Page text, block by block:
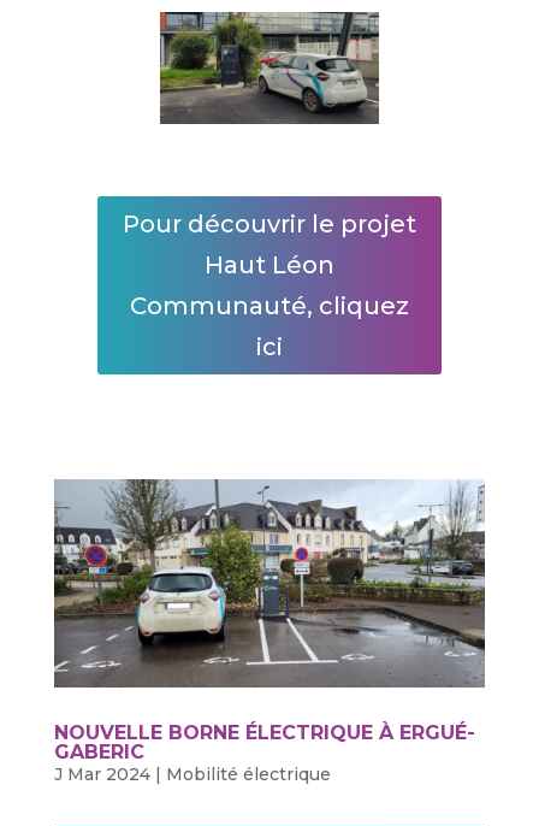
Pour découvrir le projet
Haut Léon
Communauté, cliquez
ici
NOUVELLE BORNE ÉLECTRIQUE À ERGUÉ-
GABERIC
J Mar 2024| Mobilité électrique